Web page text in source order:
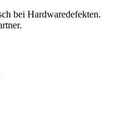
bei Hardwaredefekten.